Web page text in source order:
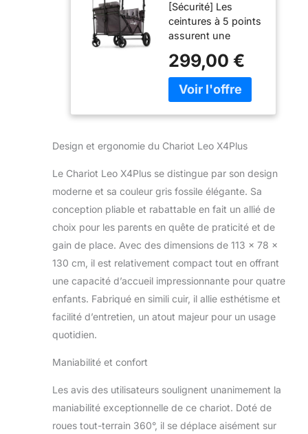
Toit | Chariot de
Transport
Pliable | Harnais
4X 5 Points |
Roues Tout-
Terrain 360° |
Frein à Pied |
| Gris fossile
[Sécurité] Les
ceintures à 5 points
assurent une
pour tous les
passagers en toute
sécurité. Roues
assurent une
conduite optimale,
quelle que soit la
surface. Le frein à
pied est actif avec
une pédale et
assure qu’il roule.
[Qualité] L’essieu
arrière suspendu
assure une assise
confortable. Notre
système de toit
facile à installer, est
hydrofuge et
dispose d’une
protection solaire
299,00 €
Design et ergonomie du Chariot Leo X4Plus
Le Chariot Leo X4Plus se distingue par son design
moderne et sa couleur gris fossile élégante. Sa
conception pliable et rabattable en fait un allié de
choix pour les parents en quête de praticité et de
gain de place. Avec des dimensions de 113 x 78 x
130 cm, il est relativement compact tout en offrant
une capacité d’accueil impressionnante pour quatre
enfants. Fabriqué en simili cuir, il allie esthétisme et
facilité d’entretien, un atout majeur pour un usage
quotidien.
Maniabilité et confort
Les avis des utilisateurs soulignent unanimement la
maniabilité exceptionnelle de ce chariot. Doté de
roues tout-terrain 360°, il se déplace aisément sur